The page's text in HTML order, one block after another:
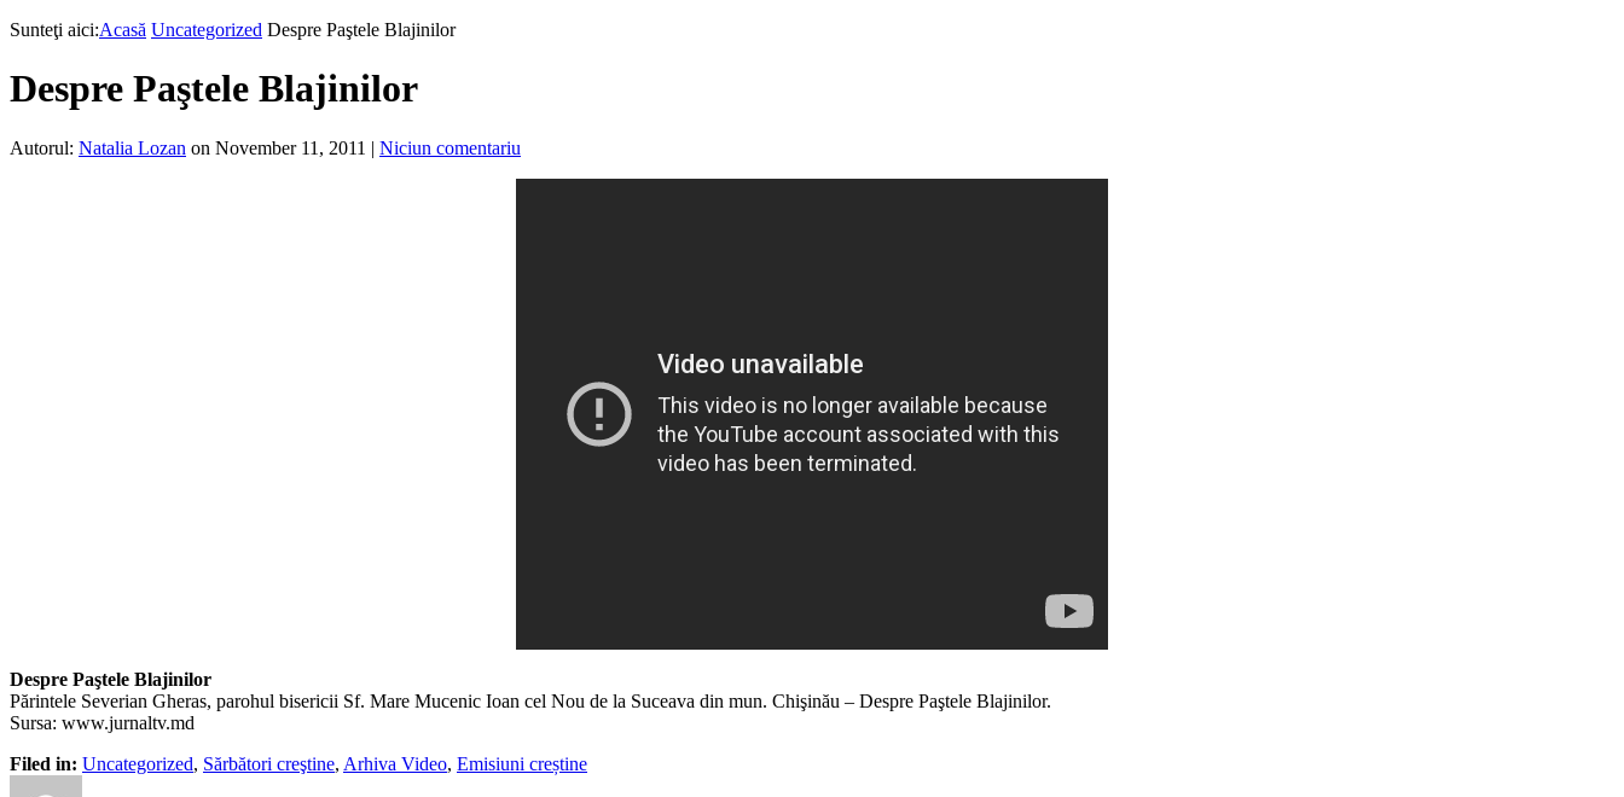
Sunteţi aici:Acasă Uncategorized Despre Paştele Blajinilor
Despre Paştele Blajinilor
Autorul: Natalia Lozan on November 11, 2011 | Niciun comentariu
Despre Paştele Blajinilor
Părintele Severian Gheras, parohul bisericii Sf. Mare Mucenic Ioan cel Nou de la Suceava din mun. Chişinău – Despre Paştele Blajinilor.
Sursa: www.jurnaltv.md
Filed in: Uncategorized, Sărbători creştine, Arhiva Video, Emisiuni creștine